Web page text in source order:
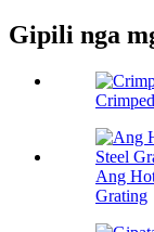
Gipili nga
Ang
Grating